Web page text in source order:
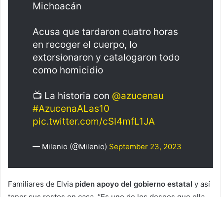
Michoacán
Acusa que tardaron cuatro horas
en recoger el cuerpo, lo
extorsionaron y catalogaron todo
como homicidio
📺 La historia con @azucenau
#AzucenaALas10
pic.twitter.com/cSI4mfL1JA
— Milenio (@Milenio) September 23, 2023
Familiares de Elvia piden apoyo del gobierno estatal y así